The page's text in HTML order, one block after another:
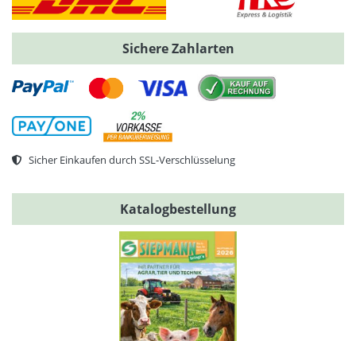
Sichere Zahlarten
Sicher Einkaufen durch SSL-Verschlüsselung
Katalogbestellung